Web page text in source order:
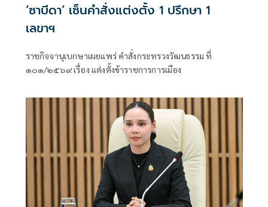
‘ซาบีดา’ เซ็นคำสั่งแต่งตั้ง 1 ปรึกษา 1
เลขาฯ
ราชกิจจานุเบกษาเผยแพร่ คำสั่งกระทรวงวัฒนธรรม ที่
๑๐๑/๒๕๖๙ เรื่อง แต่งตั้งข้าราชการการเมือง